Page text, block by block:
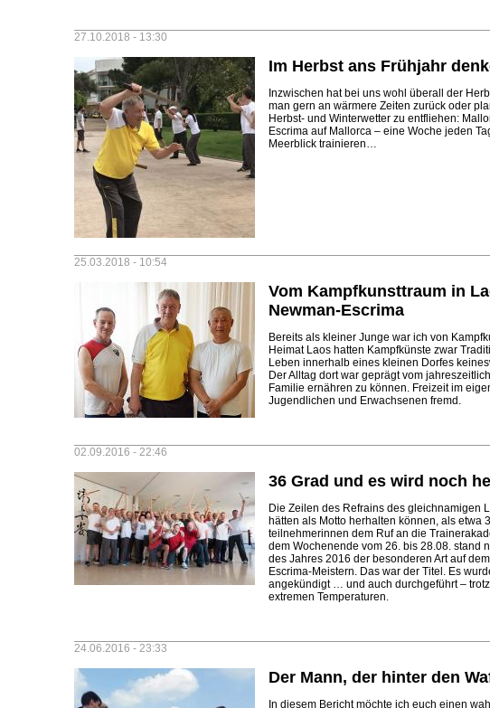
27.10.2018 - 13:30
Im Herbst ans Frühjahr
Inzwischen hat bei uns wohl überall der
man gern an wärmere Zeiten zurück oder
Herbst- und Winterwetter zu entfliehen:
Escrima auf Mallorca – eine Woche jeden
Meerblick trainieren…
25.03.2018 - 10:54
Vom Kampfkunsttraum in
Newman-Escrima
Bereits als kleiner Junge war ich von
Heimat Laos hatten Kampfkünste zwar
Leben innerhalb eines kleinen Dorfes
Der Alltag dort war geprägt vom
Familie ernähren zu können. Freizeit im
Jugendlichen und Erwachsenen fremd.
02.09.2016 - 22:46
36 Grad und es wird noch
Die Zeilen des Refrains des gleichnamigen
hätten als Motto herhalten können, als etwa
teilnehmerinnen dem Ruf an die
dem Wochenende vom 26. bis 28.08. stand
des Jahres 2016 der besonderen Art auf
Escrima-Meistern. Das war der Titel. Es
angekündigt … und auch durchgeführt –
extremen Temperaturen.
24.06.2016 - 23:33
Der Mann, der hinter den
In diesem Bericht möchte ich euch einen